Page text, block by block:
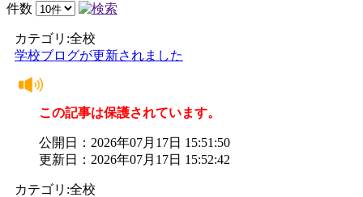
件数
カテゴリ:全校
学校ブログが更新されました
この記事は保護されています。
公開日：2026年07月17日 15:51:50
更新日：2026年07月17日 15:52:42
カテゴリ:全校